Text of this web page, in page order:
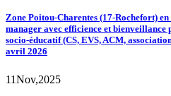
Zone Poitou-Charentes (17-Rochefort)
manager avec efficience et bienveillance
socio-éducatif (CS, EVS, ACM,
avril 2026
11Nov,2025